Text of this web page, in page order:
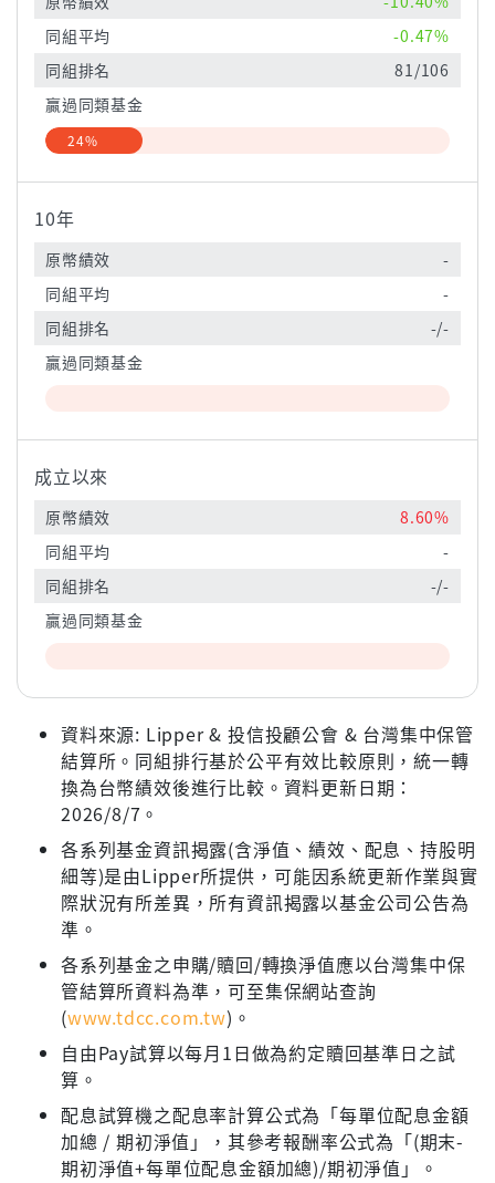
同組平均
-0.47%
同組排名
81/106
贏過同類基金
24%
10年
原幣績效
-
同組平均
-
同組排名
-/-
贏過同類基金
成立以來
原幣績效
8.60%
同組平均
-
同組排名
-/-
贏過同類基金
資料來源: Lipper & 投信投顧公會 & 台灣集中保管
結算所。同組排行基於公平有效比較原則，統一轉
換為台幣績效後進行比較。資料更新日期：
2026/8/7。
各系列基金資訊揭露(含淨值、績效、配息、持股明
細等)是由Lipper所提供，可能因系統更新作業與實
際狀況有所差異，所有資訊揭露以基金公司公告為
準。
各系列基金之申購/贖回/轉換淨值應以台灣集中保
管結算所資料為準，可至集保網站查詢
(www.tdcc.com.tw)。
自由Pay試算以每月1日做為約定贖回基準日之試
算。
配息試算機之配息率計算公式為「每單位配息金額
加總 / 期初淨值」，其參考報酬率公式為「(期末-
期初淨值+每單位配息金額加總)/期初淨值」。